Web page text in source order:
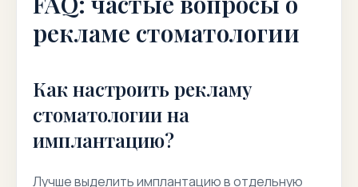
рекламе стоматологии
Как настроить рекламу
стоматологии на
имплантацию?
Лучше выделить имплантацию в отдельную